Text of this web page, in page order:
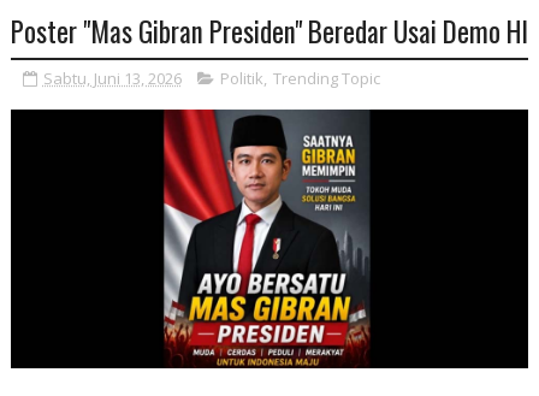
Poster "Mas Gibran Presiden" Beredar Usai Demo HI
Sabtu, Juni 13, 2026 Politik, Trending Topic